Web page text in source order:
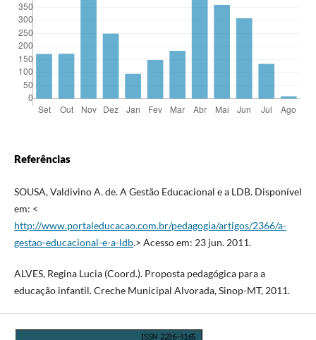
Referências
SOUSA, Valdivino A. de. A Gestão Educacional e a LDB. Disponível
em: <
http://www.portaleducacao.com.br/pedagogia/artigos/2366/a-
gestao-educacional-e-a-ldb.> Acesso em: 23 jun. 2011.
ALVES, Regina Lucia (Coord.). Proposta pedagógica para a
educação infantil. Creche Municipal Alvorada, Sinop-MT, 2011.